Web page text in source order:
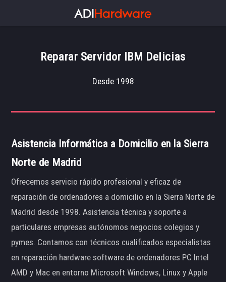
Reparar Servidor IBM Delicias
Desde 1998
Asistencia Informática a Domicilio en la Sierra
Norte de Madrid
Ofrecemos servicio rápido profesional y eficaz de
reparación de ordenadores a domicilio en la Sierra Norte de
Madrid desde 1998. Asistencia técnica y soporte a
particulares empresas autónomos negocios colegios y
pymes. Contamos con técnicos cualificados especialistas
en reparación hardware software de ordenadores PC Intel
AMD y Mac en entorno Microsoft Windows, Linux y Apple